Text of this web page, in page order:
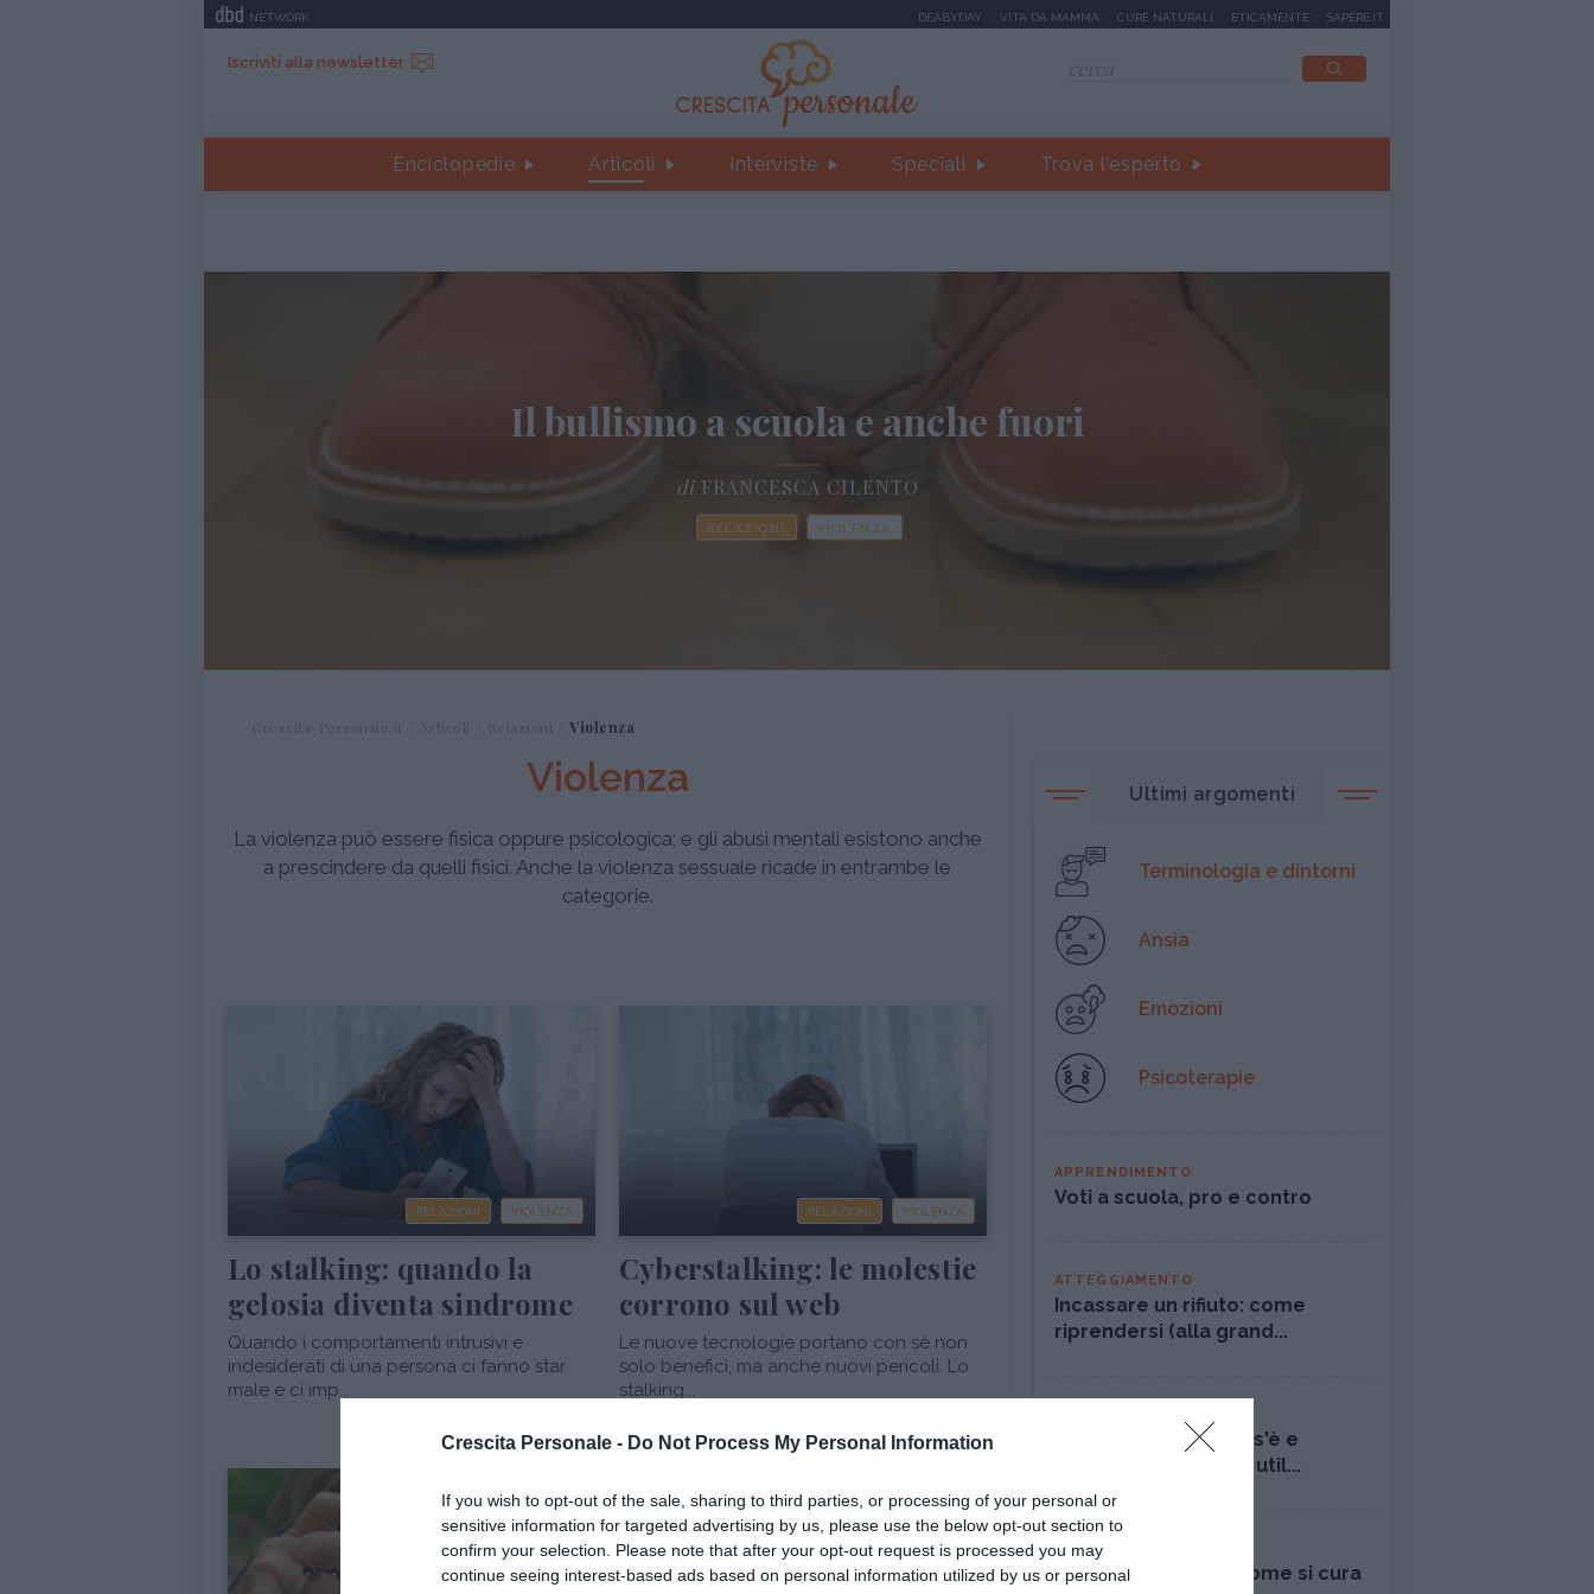
Crescita Personale - Do Not Process My Personal Information
If you wish to opt-out of the sale, sharing to third parties, or processing of your personal or
sensitive information for targeted advertising by us, please use the below opt-out section to
confirm your selection. Please note that after your opt-out request is processed you may
continue seeing interest-based ads based on personal information utilized by us or personal
NETWORK DEABYDAY VITA DA MAMMA CURE NATURALI ETICAMENTE SAPERE.IT
Iscriviti alla newsletter
Enciclopedie Articoli Interviste Speciali Trova l'esperto
Il bullismo a scuola e anche fuori
di FRANCESCA CILENTO
RELAZIONI VIOLENZA
Violenza
Violenza
La violenza può essere fisica oppure psicologica; e gli abusi mentali esistono anche
a prescindere da quelli fisici. Anche la violenza sessuale ricade in entrambe le
categorie.
RELAZIONI VIOLENZA
Lo stalking: quando la
gelosia diventa sindrome
Quando i comportamenti intrusivi e
indesiderati di una persona ci fanno star
male e ci imp...
RELAZIONI VIOLENZA
Cyberstalking: le molestie
corrono sul web
Le nuove tecnologie portano con sé non
solo benefici, ma anche nuovi pericoli. Lo
stalking...
Ultimi argomenti
Terminologia e dintorni
Ansia
Emozioni
Psicoterapie
APPRENDIMENTO
Voti a scuola, pro e contro
ATTEGGIAMENTO
Incassare un rifiuto: come
riprendersi (alla grand...
Pensiero magico: cos'è e
perché può rivelarsi util...
DISAGIO PSICOLOGICO
Ciclotimia, cos'è e come si cura